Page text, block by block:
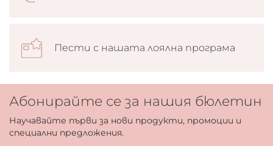
Пести с нашата лоялна програма
Абонирайте се за нашия бюлетин
Научавайте първи за нови продукти, промоции и
специални предложения.